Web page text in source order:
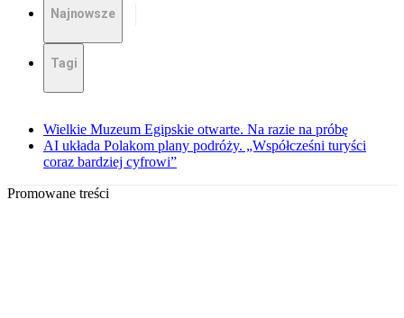
Najnowsze
Tagi
Wielkie Muzeum Egipskie otwarte. Na razie na próbę
AI układa Polakom plany podróży. „Współcześni turyści
coraz bardziej cyfrowi”
Promowane treści